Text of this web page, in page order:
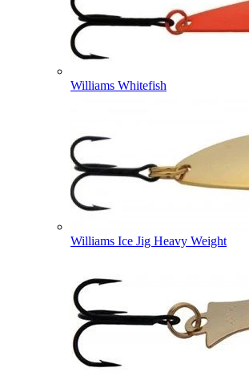
Williams Whitefish
Williams Ice Jig Heavy Weight